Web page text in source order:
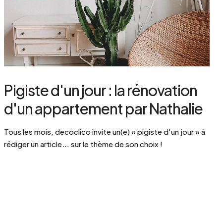
Pigiste d'un jour : la rénovation
d'un appartement par Nathalie
Tous les mois, decoclico invite un(e) « pigiste d'un jour » à
rédiger un article… sur le thème de son choix !